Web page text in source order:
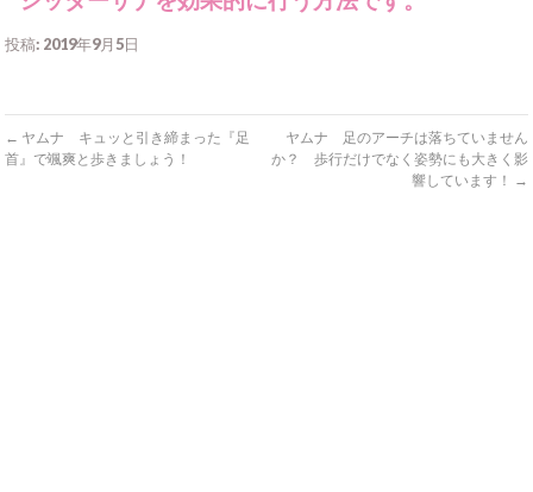
投稿: 2019年9月5日
← ヤムナ キュッと引き締まった『足
首』で颯爽と歩きましょう！
ヤムナ 足のアーチは落ちていません
か？ 歩行だけでなく姿勢にも大きく影
響しています！ →